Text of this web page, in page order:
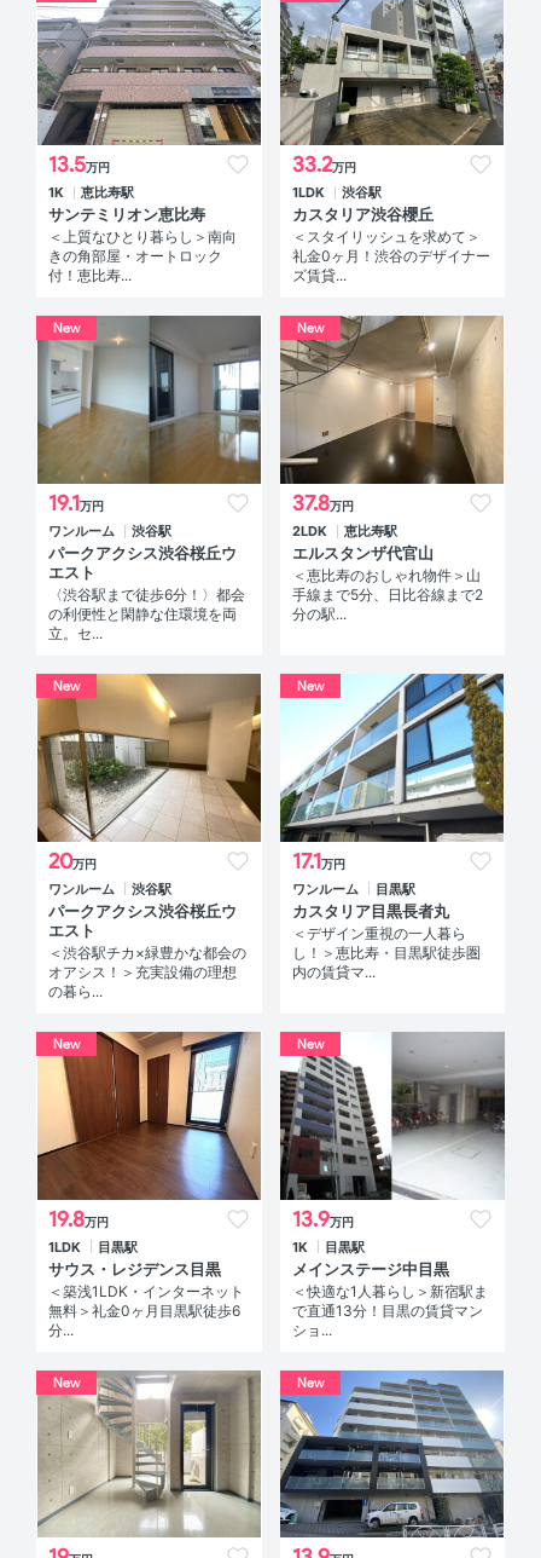
13.5万円
1K 恵比寿駅
サンテミリオン恵比寿
＜上質なひとり暮らし＞南向
きの角部屋・オートロック
付！恵比寿...
33.2万円
1LDK 渋谷駅
カスタリア渋谷櫻丘
＜スタイリッシュを求めて＞
礼金0ヶ月！渋谷のデザイナー
ズ賃貸...
New
19.1万円
ワンルーム 渋谷駅
パークアクシス渋谷桜丘ウ
エスト
〈渋谷駅まで徒歩6分！〉都会
の利便性と閑静な住環境を両
立。セ...
New
37.8万円
2LDK 恵比寿駅
エルスタンザ代官山
＜恵比寿のおしゃれ物件＞山
手線まで5分、日比谷線まで2
分の駅...
New
20万円
ワンルーム 渋谷駅
パークアクシス渋谷桜丘ウ
エスト
＜渋谷駅チカ×緑豊かな都会の
オアシス！＞充実設備の理想
の暮ら...
New
17.1万円
ワンルーム 目黒駅
カスタリア目黒長者丸
＜デザイン重視の一人暮ら
し！＞恵比寿・目黒駅徒歩圏
内の賃貸マ...
New
19.8万円
1LDK 目黒駅
サウス・レジデンス目黒
＜築浅1LDK・インターネット
無料＞礼金0ヶ月目黒駅徒歩6
分...
New
13.9万円
1K 目黒駅
メインステージ中目黒
＜快適な1人暮らし＞新宿駅ま
で直通13分！目黒の賃貸マン
ショ...
New New